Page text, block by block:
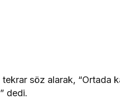
tekrar söz alarak, “Ortada
dedi.